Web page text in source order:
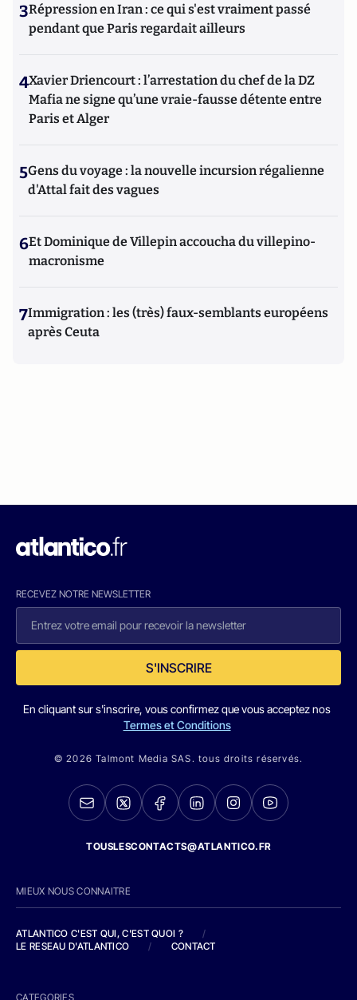
3Répression en Iran : ce qui s'est vraiment passé
pendant que Paris regardait ailleurs
4Xavier Driencourt : l’arrestation du chef de la DZ
Mafia ne signe qu’une vraie-fausse détente entre
Paris et Alger
5Gens du voyage : la nouvelle incursion régalienne
d'Attal fait des vagues
6Et Dominique de Villepin accoucha du villepino-
macronisme
7Immigration : les (très) faux-semblants européens
après Ceuta
RECEVEZ NOTRE NEWSLETTER
S'INSCRIRE
En cliquant sur s'inscrire, vous confirmez que vous acceptez nos
Termes et Conditions
© 2026 Talmont Media SAS. tous droits réservés.
TOUSLESCONTACTS@ATLANTICO.FR
MIEUX NOUS CONNAITRE
ATLANTICO C'EST QUI, C'EST QUOI ?
/
LE RESEAU D'ATLANTICO
/ CONTACT
CATEGORIES